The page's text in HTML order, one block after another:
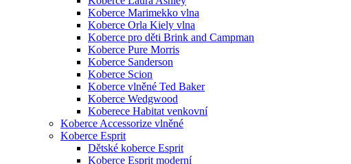
Koberce Marimekko vlna
Koberce Orla Kiely vlna
Koberce pro děti Brink and Campman
Koberce Pure Morris
Koberce Sanderson
Koberce Scion
Koberce vlněné Ted Baker
Koberce Wedgwood
Koberece Habitat venkovní
Koberce Accessorize vlněné
Koberce Esprit
Dětské koberce Esprit
Koberce Esprit moderní